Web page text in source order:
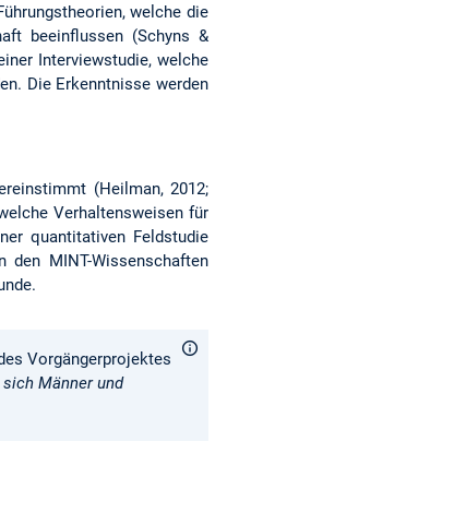
welche die
beeinflussen (Schyns &
Interviewstudie, welche
Die Erkenntnisse werden
(Heilman, 2012;
Verhaltensweisen für
quantitativen Feldstudie
MINT-Wissenschaften
Vorgängerprojektes
Männer und